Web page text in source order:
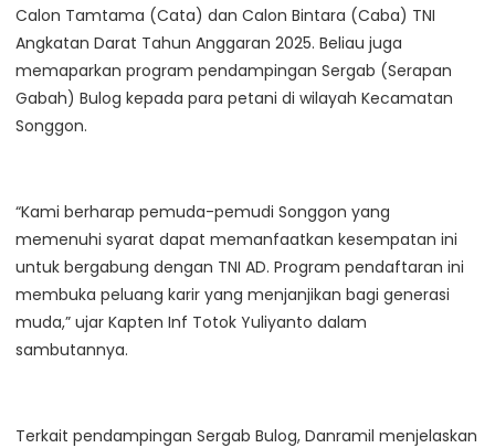
Calon Tamtama (Cata) dan Calon Bintara (Caba) TNI
Angkatan Darat Tahun Anggaran 2025. Beliau juga
memaparkan program pendampingan Sergab (Serapan
Gabah) Bulog kepada para petani di wilayah Kecamatan
Songgon.
“Kami berharap pemuda-pemudi Songgon yang
memenuhi syarat dapat memanfaatkan kesempatan ini
untuk bergabung dengan TNI AD. Program pendaftaran ini
membuka peluang karir yang menjanjikan bagi generasi
muda,” ujar Kapten Inf Totok Yuliyanto dalam
sambutannya.
Terkait pendampingan Sergab Bulog, Danramil menjelaskan